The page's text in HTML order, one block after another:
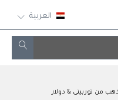
العربية